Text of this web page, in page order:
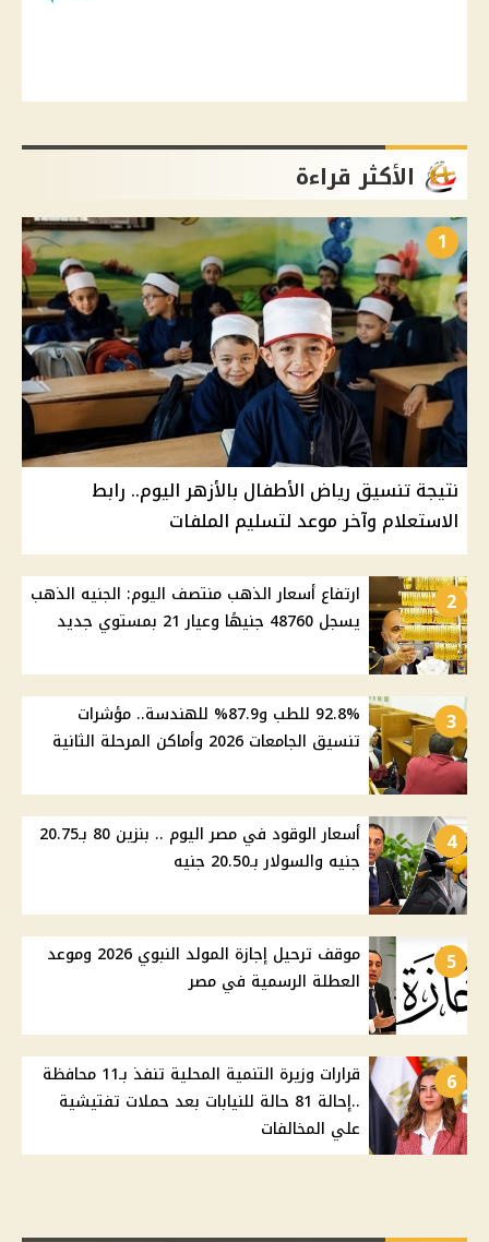
الأكثر قراءة
1
نتيجة تنسيق رياض الأطفال بالأزهر اليوم.. رابط
الاستعلام وآخر موعد لتسليم الملفات
2
ارتفاع أسعار الذهب منتصف اليوم: الجنيه الذهب
يسجل 48760 جنيهًا وعيار 21 بمستوي جديد
3
92.8% للطب و87.9% للهندسة.. مؤشرات
تنسيق الجامعات 2026 وأماكن المرحلة الثانية
4
أسعار الوقود في مصر اليوم .. بنزين 80 بـ20.75
جنيه والسولار بـ20.50 جنيه
5
موقف ترحيل إجازة المولد النبوي 2026 وموعد
العطلة الرسمية في مصر
6
قرارات وزيرة التنمية المحلية تنفذ بـ11 محافظة
..إحالة 81 حالة للنيابات بعد حملات تفتيشية
علي المخالفات